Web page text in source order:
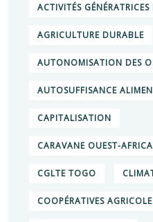
ACTIVITÉS GÉNÉRATRICES
AGRICULTURE DURABLE
AUTONOMISATION DES
AUTOSUFFISANCE
CAPITALISATION
CARAVANE OUEST-
CGLTE TOGO
COOPÉRATIVES